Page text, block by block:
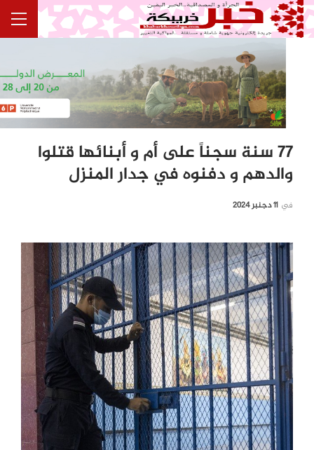
77 سنة سجناً على أم و أبنائها قتلوا
والدهم و دفنوه في جدار المنزل
في 11 دجنبر 2024